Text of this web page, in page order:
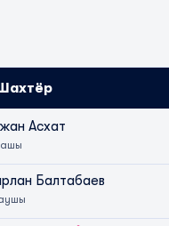
Асхат
Балтабаев